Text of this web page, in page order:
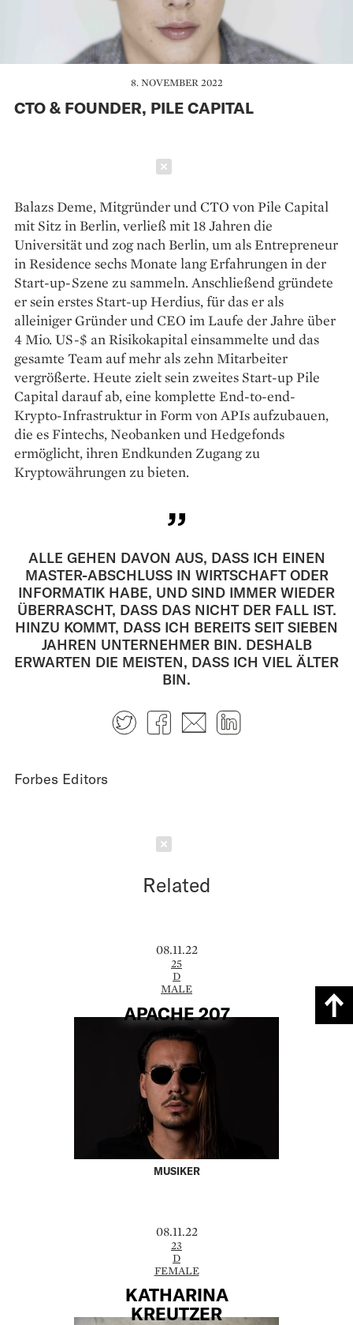
8. NOVEMBER 2022
CTO & FOUNDER, PILE CAPITAL
Balazs Deme, Mitgründer und CTO von Pile Capital
mit Sitz in Berlin, verließ mit 18 Jahren die
Universität und zog nach Berlin, um als Entrepreneur
in Residence sechs Monate lang Erfahrungen in der
Start-up-Szene zu sammeln. Anschließend gründete
er sein erstes Start-up Herdius, für das er als
alleiniger Gründer und CEO im Laufe der Jahre über
4 Mio. US-$ an Risikokapital einsammelte und das
gesamte Team auf mehr als zehn Mitarbeiter
vergrößerte. Heute zielt sein zweites Start-up Pile
Capital darauf ab, eine komplette End-to-end-
Krypto-Infrastruktur in Form von APIs aufzubauen,
die es Fintechs, Neobanken und Hedgefonds
ermöglicht, ihren Endkunden Zugang zu
Kryptowährungen zu bieten.
ALLE GEHEN DAVON AUS, DASS ICH EINEN
MASTER-ABSCHLUSS IN WIRTSCHAFT ODER
INFORMATIK HABE, UND SIND IMMER WIEDER
ÜBERRASCHT, DASS DAS NICHT DER FALL IST.
HINZU KOMMT, DASS ICH BEREITS SEIT SIEBEN
JAHREN UNTERNEHMER BIN. DESHALB
ERWARTEN DIE MEISTEN, DASS ICH VIEL ÄLTER
BIN.
TwitterFacebook
E-mail
Forbes Editors
Related
08.11.22
25
D
MALE
APACHE 207
MUSIKER
08.11.22
23
D
FEMALE
KATHARINA
KREUTZER